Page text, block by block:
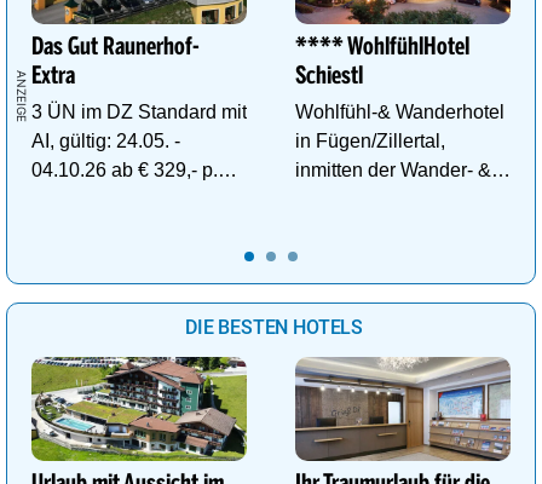
Das Gut Raunerhof-
Extra
3 ÜN im DZ Standard mit
AI, gültig: 24.05. -
04.10.26 ab € 329,- p.P.
**** WohlfühlHotel
Schiestl
Wohlfühl-& Wanderhotel
in Fügen/Zillertal,
inmitten der Wander- &
DIE BESTEN HOTELS